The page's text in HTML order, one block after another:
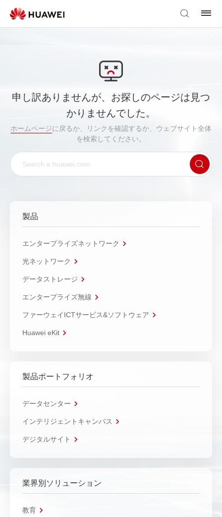
申し訳ありませんが、お探しのページは見つ
かりませんでした。
ホームページに戻るか、リンクを確認するか、ウェブサイト全体
を検索してください。
製品
エンタープライズネットワーク
光ネットワーク
データストレージ
エンタープライズ無線
ファーウェイICTサービス&ソフトウェア
Huawei eKit
製品ポートフォリオ
データセンター
インテリジェントキャンパス
デジタルサイト
業界別ソリューション
教育